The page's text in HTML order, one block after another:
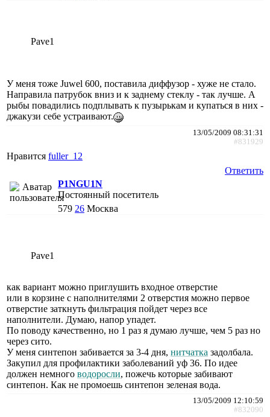
Pave1
У меня тоже Juwel 600, поставила диффузор - хуже не стало.
Направила патрубок вниз и к заднему стеклу - так лучше. А
рыбы повадились подплывать к пузырькам и купаться в них -
джакузи себе устраивают.
13/05/2009 08:31:31
#831929
Нравится fuller_12
Ответить
P1NGU1N
Постоянный посетитель
579 26 Москва
Pave1
как вариант можно приглушить входное отверстие
или в корзине с наполнителями 2 отверстия можно первое
отверстие заткнуть фильтрация пойдет через все
наполнители. Думаю, напор упадет.
По поводу качественно, но 1 раз я думаю лучше, чем 5 раз но
через сито.
У меня синтепон забивается за 3-4 дня, нитчатка задолбала.
Закупил для профилактики заболеваний уф 36. По идее
должен немного водоросли, пожечь которые забивают
синтепон. Как не промоешь синтепон зеленая вода.
13/05/2009 12:10:59
#832090